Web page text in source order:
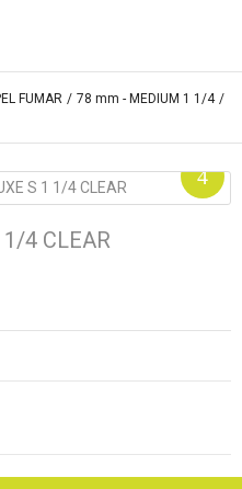
FUMAR / 78 mm - MEDIUM 1 1/4 /
1/4 CLEAR